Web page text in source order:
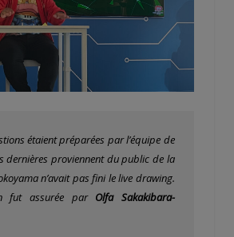
étaient préparées par l’équipe de
dernières proviennent du public de la
n’avait pas fini le live drawing.
fut assurée par Olfa Sakakibara-